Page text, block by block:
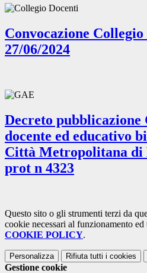
Convocazione
27/06/2024
Decreto pubblicazione
docente ed educativo
Città Metropolitana di
prot n 4323
Questo sito o gli strumenti terzi da
cookie necessari al funzionamento
COOKIE POLICY.
Personalizza Rifiuta tutti i cookies
Gestione cookie